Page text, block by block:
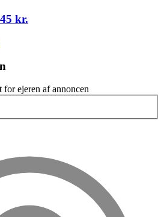
45 kr.
ejeren af annoncen